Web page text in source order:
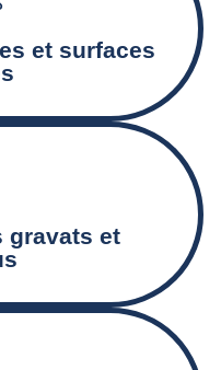
et surfaces
gravats et